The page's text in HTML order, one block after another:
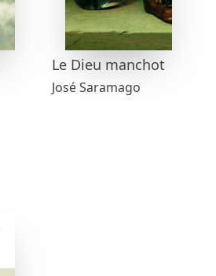
Le Dieu manchot
José Saramago